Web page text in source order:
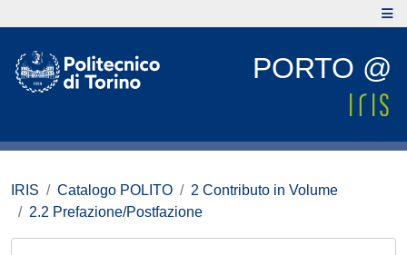
PORTO @
IRIS Catalogo POLITO
2 Contributo in Volume
2.2 Prefazione/Postfazione